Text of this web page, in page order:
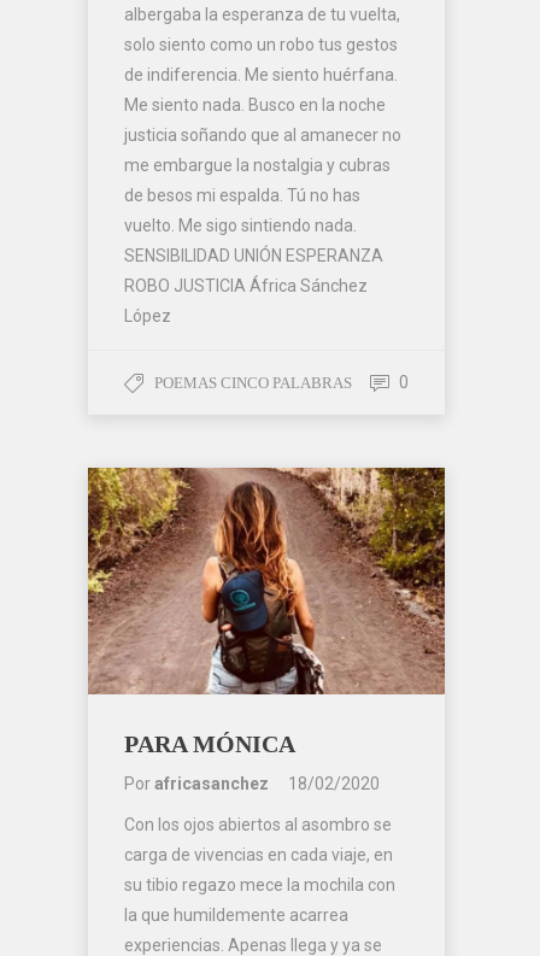
albergaba la esperanza de tu vuelta,
solo siento como un robo tus gestos
de indiferencia. Me siento huérfana.
Me siento nada. Busco en la noche
justicia soñando que al amanecer no
me embargue la nostalgia y cubras
de besos mi espalda. Tú no has
vuelto. Me sigo sintiendo nada.
SENSIBILIDAD UNIÓN ESPERANZA
ROBO JUSTICIA África Sánchez
López
POEMAS CINCO PALABRAS 0
PARA MÓNICA
Porafricasanchez 18/02/2020
Con los ojos abiertos al asombro se
carga de vivencias en cada viaje, en
su tibio regazo mece la mochila con
la que humildemente acarrea
experiencias. Apenas llega y ya se